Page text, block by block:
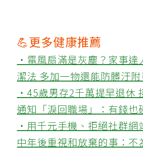
💪更多健康推薦
‧電風扇滿是灰塵？家事達
潔法 多加一物還能防髒汙
‧45歲男存2千萬提早退休
通知「淚回職場」：有錢也
‧用千元手機、拒絕社群網
中年後重視和放棄的事：不